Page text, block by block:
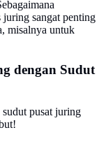
juring sangat penting
misalnya untuk
dengan Sudut
pusat juring